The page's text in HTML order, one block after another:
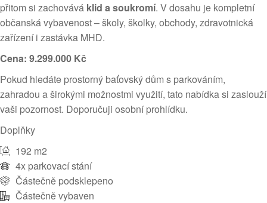
přitom si zachovává klid a soukromí. V dosahu je kompletní
občanská vybavenost – školy, školky, obchody, zdravotnická
zařízení i zastávka MHD.
Cena: 9.299.000 Kč
Pokud hledáte prostorný baťovský dům s parkováním,
zahradou a širokými možnostmi využití, tato nabídka si zaslouží
vaši pozornost. Doporučuji osobní prohlídku.
Doplňky
192 m2
4x parkovací stání
Částečně podsklepeno
Částečně vybaven